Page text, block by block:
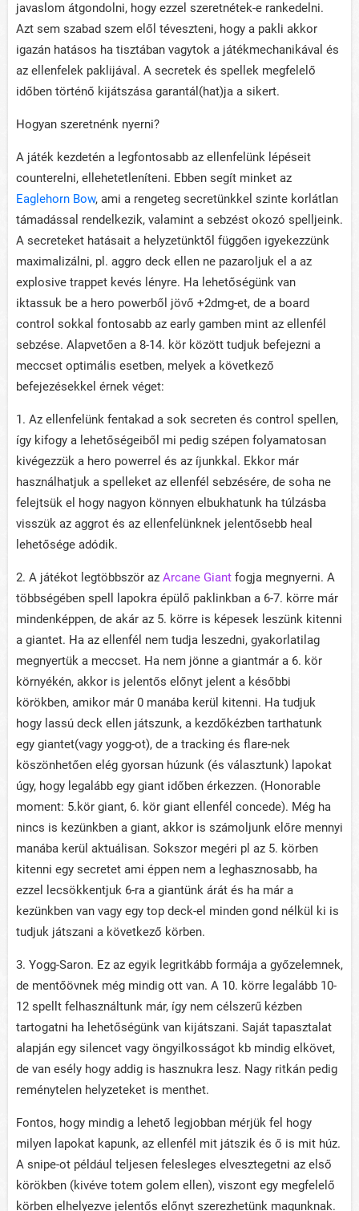
javaslom átgondolni, hogy ezzel szeretnétek-e rankedelni.
Azt sem szabad szem elől téveszteni, hogy a pakli akkor
igazán hatásos ha tisztában vagytok a játékmechanikával és
az ellenfelek paklijával. A secretek és spellek megfelelő
időben történő kijátszása garantál(hat)ja a sikert.
Hogyan szeretnénk nyerni?
A játék kezdetén a legfontosabb az ellenfelünk lépéseit
counterelni, ellehetetleníteni. Ebben segít minket az
Eaglehorn Bow, ami a rengeteg secretünkkel szinte korlátlan
támadással rendelkezik, valamint a sebzést okozó spelljeink.
A secreteket hatásait a helyzetünktől függően igyekezzünk
maximalizálni, pl. aggro deck ellen ne pazaroljuk el a az
explosive trappet kevés lényre. Ha lehetőségünk van
iktassuk be a hero powerből jövő +2dmg-et, de a board
control sokkal fontosabb az early gamben mint az ellenfél
sebzése. Alapvetően a 8-14. kör között tudjuk befejezni a
meccset optimális esetben, melyek a következő
befejezésekkel érnek véget:
1. Az ellenfelünk fentakad a sok secreten és control spellen,
így kifogy a lehetőségeiből mi pedig szépen folyamatosan
kivégezzük a hero powerrel és az íjunkkal. Ekkor már
használhatjuk a spelleket az ellenfél sebzésére, de soha ne
felejtsük el hogy nagyon könnyen elbukhatunk ha túlzásba
visszük az aggrot és az ellenfelünknek jelentősebb heal
lehetősége adódik.
2. A játékot legtöbbször az Arcane Giant fogja megnyerni. A
többségében spell lapokra épülő paklinkban a 6-7. körre már
mindenképpen, de akár az 5. körre is képesek leszünk kitenni
a giantet. Ha az ellenfél nem tudja leszedni, gyakorlatilag
megnyertük a meccset. Ha nem jönne a giantmár a 6. kör
környékén, akkor is jelentős előnyt jelent a későbbi
körökben, amikor már 0 manába kerül kitenni. Ha tudjuk
hogy lassú deck ellen játszunk, a kezdőkézben tarthatunk
egy giantet(vagy yogg-ot), de a tracking és flare-nek
köszönhetően elég gyorsan húzunk (és választunk) lapokat
úgy, hogy legalább egy giant időben érkezzen. (Honorable
moment: 5.kör giant, 6. kör giant ellenfél concede). Még ha
nincs is kezünkben a giant, akkor is számoljunk előre mennyi
manába kerül aktuálisan. Sokszor megéri pl az 5. körben
kitenni egy secretet ami éppen nem a leghasznosabb, ha
ezzel lecsökkentjuk 6-ra a giantünk árát és ha már a
kezünkben van vagy egy top deck-el minden gond nélkül ki is
tudjuk játszani a következő körben.
3. Yogg-Saron. Ez az egyik legritkább formája a győzelemnek,
de mentőövnek még mindig ott van. A 10. körre legalább 10-
12 spellt felhasználtunk már, így nem célszerű kézben
tartogatni ha lehetőségünk van kijátszani. Saját tapasztalat
alapján egy silencet vagy öngyilkosságot kb mindig elkövet,
de van esély hogy addig is hasznukra lesz. Nagy ritkán pedig
reménytelen helyzeteket is menthet.
Fontos, hogy mindig a lehető legjobban mérjük fel hogy
milyen lapokat kapunk, az ellenfél mit játszik és ő is mit húz.
A snipe-ot például teljesen felesleges elvesztegetni az első
körökben (kivéve totem golem ellen), viszont egy megfelelő
körben elhelyezve jelentős előnyt szerezhetünk magunknak.